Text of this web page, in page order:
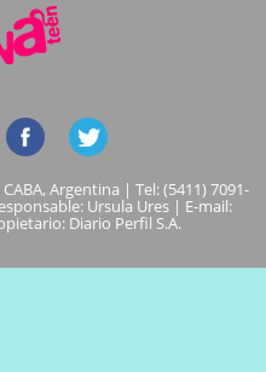
Argentina | Tel: (5411) 7091-
Ursula Ures | E-mail:
Diario Perfil S.A.